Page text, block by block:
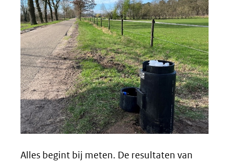
Alles begint bij meten. De resultaten van